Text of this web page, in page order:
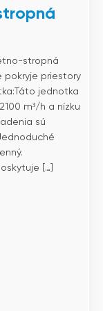
stropná
pokryje priestory
jednotka
m³/h a nízku
sú
[…]